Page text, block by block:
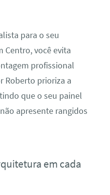
para o seu
Centro, você evita
profissional
Roberto prioriza a
que o seu painel
apresente rangidos
em cada